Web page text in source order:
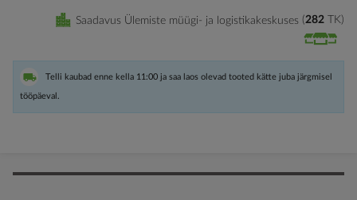
Saadavus Ülemiste müügi- ja logistikakeskuses 282 TK
Telli kaubad enne kella 11:00 ja saa laos olevad tooted kätte juba järgmisel
tööpäeval.